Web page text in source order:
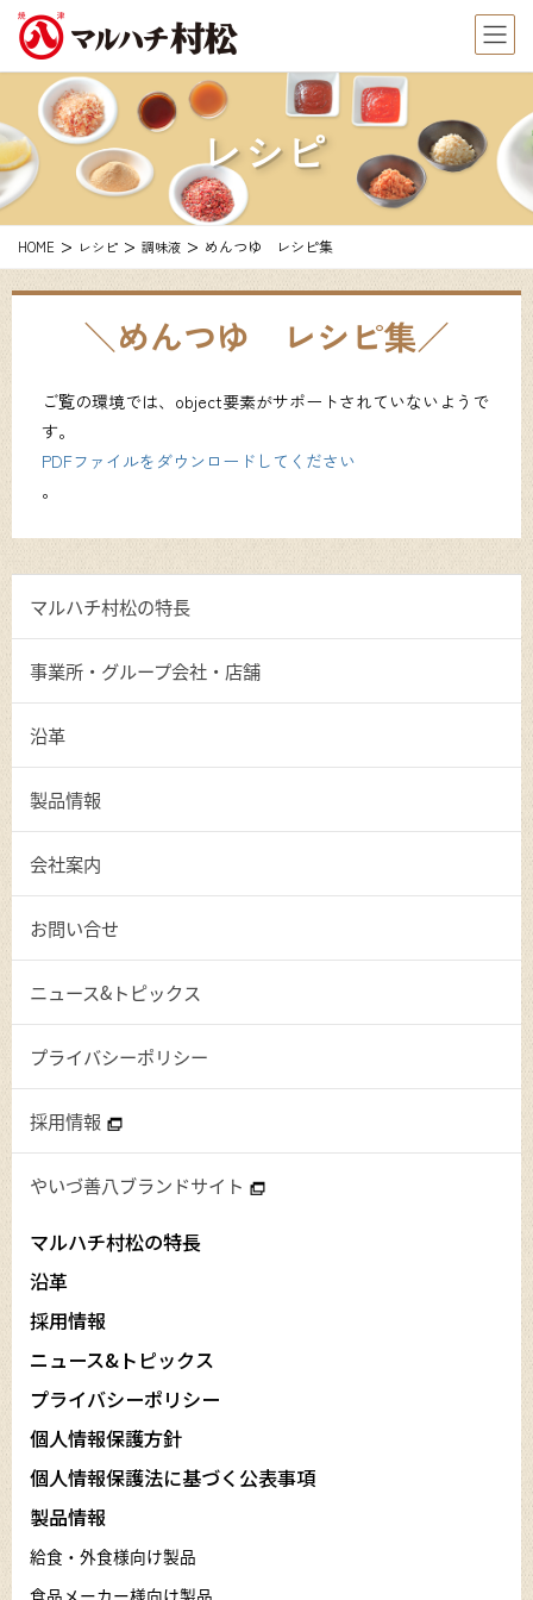
レシピ
HOME レシピ 調味液 めんつゆ レシピ集
めんつゆ レシピ集
ご覧の環境では、object要素がサポートされていないようで
す。
PDFファイルをダウンロードしてください
。
マルハチ村松の特長
事業所・グループ会社・店舗
沿革
製品情報
会社案内
お問い合せ
ニュース&トピックス
プライバシーポリシー
採用情報
やいづ善八ブランドサイト
マルハチ村松の特長
沿革
採用情報
ニュース&トピックス
プライバシーポリシー
個人情報保護方針
個人情報保護法に基づく公表事項
製品情報
給食・外食様向け製品